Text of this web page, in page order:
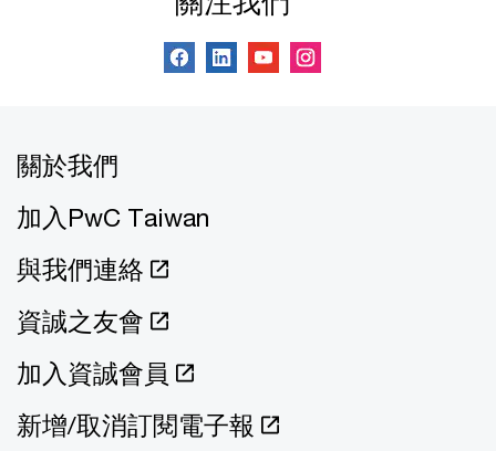
關於我們
加入PwC Taiwan
與我們連絡
資誠之友會
加入資誠會員
新增/取消訂閱電子報